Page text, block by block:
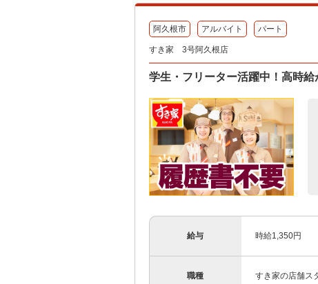
阿久根市 アルバイト パート
すき家 3号阿久根店
学生・フリーター活躍中！高時
給与 時給1,350円
職種 すき家の店舗ス